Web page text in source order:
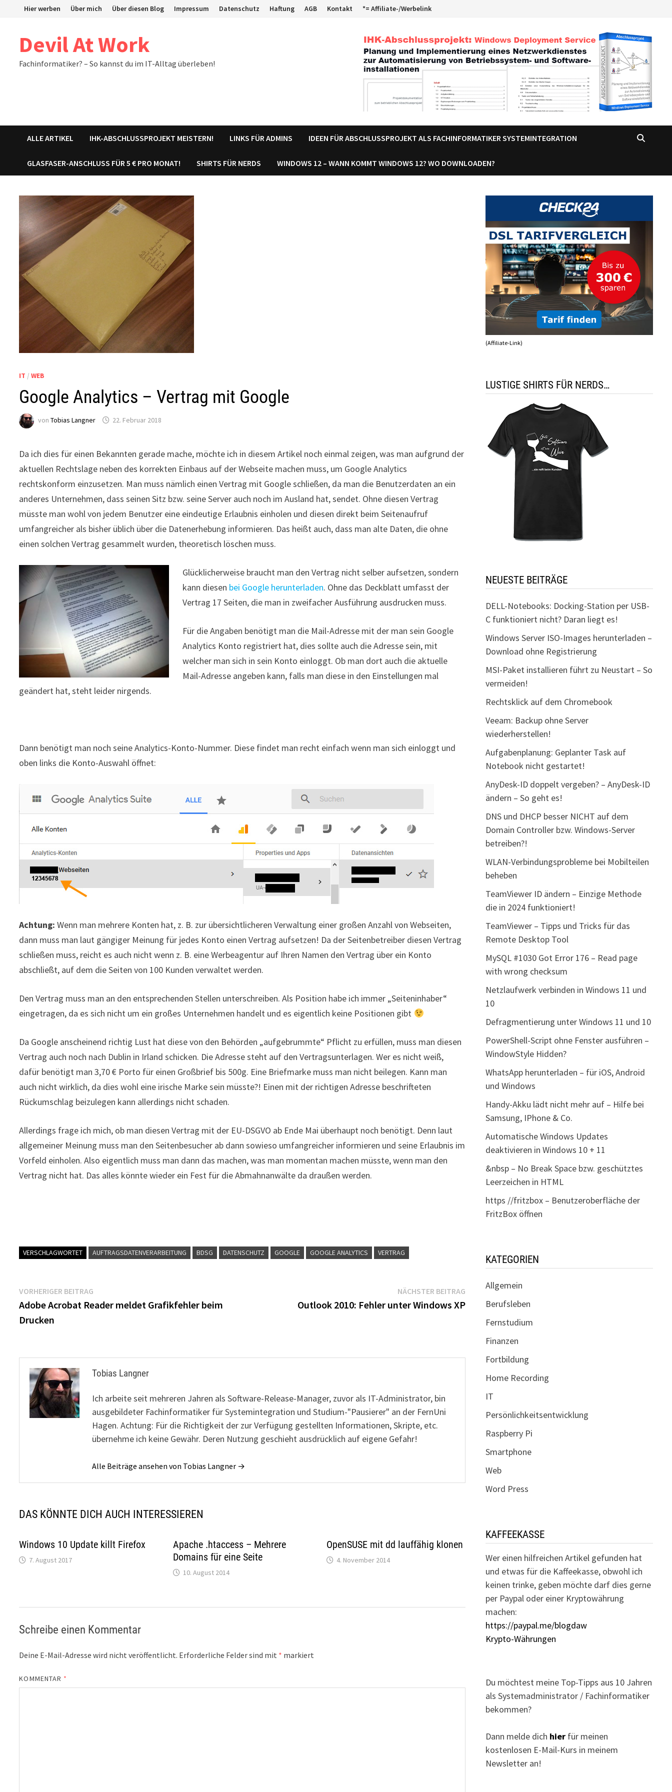
Hier werben Über mich Über diesen Blog Impressum Datenschutz Haftung AGB Kontakt *= Affiliate-/Werbelink
Devil At Work
Fachinformatiker? – So kannst du im IT-Alltag überleben!
ALLE ARTIKEL IHK-ABSCHLUSSPROJEKT MEISTERN! LINKS FÜR ADMINS IDEEN FÜR ABSCHLUSSPROJEKT ALS FACHINFORMATIKER SYSTEMINTEGRATION
GLASFASER-ANSCHLUSS FÜR 5 € PRO MONAT! SHIRTS FÜR NERDS WINDOWS 12 – WANN KOMMT WINDOWS 12? WO DOWNLOADEN?
IT /WEB
Google Analytics – Vertrag mit Google
vonTobias Langner 22. Februar 2018
Da ich dies für einen Bekannten gerade mache, möchte ich in diesem Artikel noch einmal zeigen, was man aufgrund der
aktuellen Rechtslage neben des korrekten Einbaus auf der Webseite machen muss, um Google Analytics
rechtskonform einzusetzen. Man muss nämlich einen Vertrag mit Google schließen, da man die Benutzerdaten an ein
anderes Unternehmen, dass seinen Sitz bzw. seine Server auch noch im Ausland hat, sendet. Ohne diesen Vertrag
müsste man wohl von jedem Benutzer eine eindeutige Erlaubnis einholen und diesen direkt beim Seitenaufruf
umfangreicher als bisher üblich über die Datenerhebung informieren. Das heißt auch, dass man alte Daten, die ohne
einen solchen Vertrag gesammelt wurden, theoretisch löschen muss.
Glücklicherweise braucht man den Vertrag nicht selber aufsetzen, sondern
kann diesen bei Google herunterladen. Ohne das Deckblatt umfasst der
Vertrag 17 Seiten, die man in zweifacher Ausführung ausdrucken muss.
Für die Angaben benötigt man die Mail-Adresse mit der man sein Google
Analytics Konto registriert hat, dies sollte auch die Adresse sein, mit
welcher man sich in sein Konto einloggt. Ob man dort auch die aktuelle
Mail-Adresse angeben kann, falls man diese in den Einstellungen mal
geändert hat, steht leider nirgends.
Dann benötigt man noch seine Analytics-Konto-Nummer. Diese findet man recht einfach wenn man sich einloggt und
oben links die Konto-Auswahl öffnet:
Achtung: Wenn man mehrere Konten hat, z. B. zur übersichtlicheren Verwaltung einer großen Anzahl von Webseiten,
dann muss man laut gängiger Meinung für jedes Konto einen Vertrag aufsetzen! Da der Seitenbetreiber diesen Vertrag
schließen muss, reicht es auch nicht wenn z. B. eine Werbeagentur auf Ihren Namen den Vertrag über ein Konto
abschließt, auf dem die Seiten von 100 Kunden verwaltet werden.
Den Vertrag muss man an den entsprechenden Stellen unterschreiben. Als Position habe ich immer „Seiteninhaber“
eingetragen, da es sich nicht um ein großes Unternehmen handelt und es eigentlich keine Positionen gibt
Da Google anscheinend richtig Lust hat diese von den Behörden „aufgebrummte“ Pflicht zu erfüllen, muss man diesen
Vertrag auch noch nach Dublin in Irland schicken. Die Adresse steht auf den Vertragsunterlagen. Wer es nicht weiß,
dafür benötigt man 3,70 € Porto für einen Großbrief bis 500g. Eine Briefmarke muss man nicht beilegen. Kann man
auch nicht wirklich, da dies wohl eine irische Marke sein müsste?! Einen mit der richtigen Adresse beschrifteten
Rückumschlag beizulegen kann allerdings nicht schaden.
Allerdings frage ich mich, ob man diesen Vertrag mit der EU-DSGVO ab Ende Mai überhaupt noch benötigt. Denn laut
allgemeiner Meinung muss man den Seitenbesucher ab dann sowieso umfangreicher informieren und seine Erlaubnis im
Vorfeld einholen. Also eigentlich muss man dann das machen, was man momentan machen müsste, wenn man den
Vertrag nicht hat. Das alles könnte wieder ein Fest für die Abmahnanwälte da draußen werden.
VERSCHLAGWORTET AUFTRAGSDATENVERARBEITUNG BDSG DATENSCHUTZ GOOGLE GOOGLE ANALYTICS VERTRAG
Beitragsnavigation
VORHERIGER BEITRAG
Beitrag:
Adobe Acrobat Reader meldet Grafikfehler beim
Drucken
NÄCHSTER BEITRAGNächster
Beitrag:
Outlook 2010: Fehler unter Windows XP
Tobias Langner
Ich arbeite seit mehreren Jahren als Software-Release-Manager, zuvor als IT-Administrator, bin
ausgebildeter Fachinformatiker für Systemintegration und Studium-"Pausierer" an der FernUni
Hagen. Achtung: Für die Richtigkeit der zur Verfügung gestellten Informationen, Skripte, etc.
übernehme ich keine Gewähr. Deren Nutzung geschieht ausdrücklich auf eigene Gefahr!
Alle Beiträge ansehen von Tobias Langner →
DAS KÖNNTE DICH AUCH INTERESSIEREN
Windows 10 Update killt Firefox
7. August 2017
Apache .htaccess – Mehrere
Domains für eine Seite
10. August 2014
OpenSUSE mit dd lauffähig klonen
4. November 2014
Schreibe einen Kommentar
Deine E-Mail-Adresse wird nicht veröffentlicht. Erforderliche Felder sind mit * markiert
KOMMENTAR *
(Affiliate-Link)
LUSTIGE SHIRTS FÜR NERDS…
NEUESTE BEITRÄGE
DELL-Notebooks: Docking-Station per USB-
C funktioniert nicht? Daran liegt es!
Windows Server ISO-Images herunterladen –
Download ohne Registrierung
MSI-Paket installieren führt zu Neustart – So
vermeiden!
Rechtsklick auf dem Chromebook
Veeam: Backup ohne Server
wiederherstellen!
Aufgabenplanung: Geplanter Task auf
Notebook nicht gestartet!
AnyDesk-ID doppelt vergeben? – AnyDesk-ID
ändern – So geht es!
DNS und DHCP besser NICHT auf dem
Domain Controller bzw. Windows-Server
betreiben?!
WLAN-Verbindungsprobleme bei Mobilteilen
beheben
TeamViewer ID ändern – Einzige Methode
die in 2024 funktioniert!
TeamViewer – Tipps und Tricks für das
Remote Desktop Tool
MySQL #1030 Got Error 176 – Read page
with wrong checksum
Netzlaufwerk verbinden in Windows 11 und
10
Defragmentierung unter Windows 11 und 10
PowerShell-Script ohne Fenster ausführen –
WindowStyle Hidden?
WhatsApp herunterladen – für iOS, Android
und Windows
Handy-Akku lädt nicht mehr auf – Hilfe bei
Samsung, IPhone & Co.
Automatische Windows Updates
deaktivieren in Windows 10 + 11
&nbsp – No Break Space bzw. geschütztes
Leerzeichen in HTML
https //fritzbox – Benutzeroberfläche der
FritzBox öffnen
KATEGORIEN
Allgemein
Berufsleben
Fernstudium
Finanzen
Fortbildung
Home Recording
IT
Persönlichkeitsentwicklung
Raspberry Pi
Smartphone
Web
Word Press
KAFFEEKASSE
Wer einen hilfreichen Artikel gefunden hat
und etwas für die Kaffeekasse, obwohl ich
keinen trinke, geben möchte darf dies gerne
per Paypal oder einer Kryptowährung
machen:
https://paypal.me/blogdaw
Krypto-Währungen
Du möchtest meine Top-Tipps aus 10 Jahren
als Systemadministrator / Fachinformatiker
bekommen?
Dann melde dich hierfür meinen
kostenlosen E-Mail-Kurs in meinem
Newsletter an!